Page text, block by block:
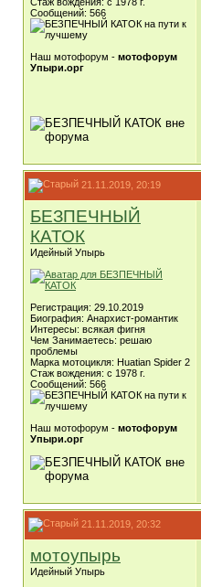
Сообщений: 566
Наш мотофорум - мотофорум
Упыри.орг
21.11.2019, 20:19
БЕЗПЕЧНЫЙ
КАТОК
Идейный Упырь
Регистрация: 29.10.2019
Биография: Анархист-романтик
Интересы: всякая фигня
Чем Занимаетесь: решаю
проблемы
Марка мотоцикля: Huatian Spider 2
Стаж вождения: с 1978 г.
Сообщений: 566
Наш мотофорум - мотофорум
Упыри.орг
21.11.2019, 20:32
мотоупырь
Идейный Упырь